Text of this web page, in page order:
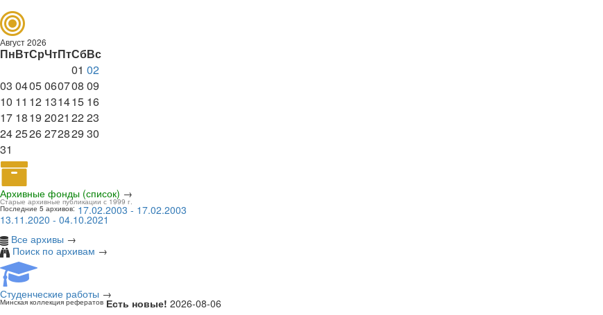
Август 2026
ПнВтСрЧтПтСбВс
01 02
03 0405060708 09
10 11 12 131415 16
17 1819 2021 2223
242526272829 30
31
Архивные фонды (список) →
Старые архивные публикации с 1999 г.
Последние 5 архивов: 17.02.2003 - 17.02.2003
13.11.2020 - 04.10.2021
Все архивы →
Поиск по архивам →
Студенческие работы →
Минская коллекция рефератов Есть новые! 2026-08-06